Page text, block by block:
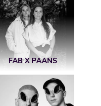
FAB X PAANS